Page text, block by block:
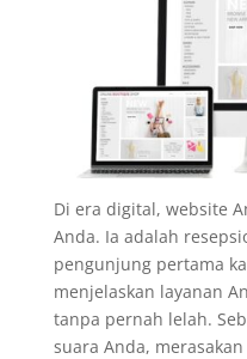
Di era digital, website
Anda. Ia adalah
pengunjung pertama
menjelaskan layanan
tanpa pernah lelah.
suara Anda,